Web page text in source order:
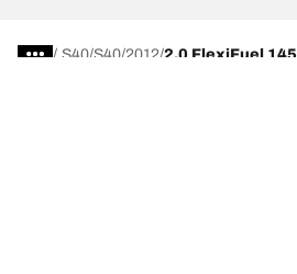
/ S40 S40 2012 2.0 FlexiFuel 145